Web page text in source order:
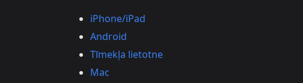
iPhone/iPad
Android
Tīmekļa lietotne
Mac